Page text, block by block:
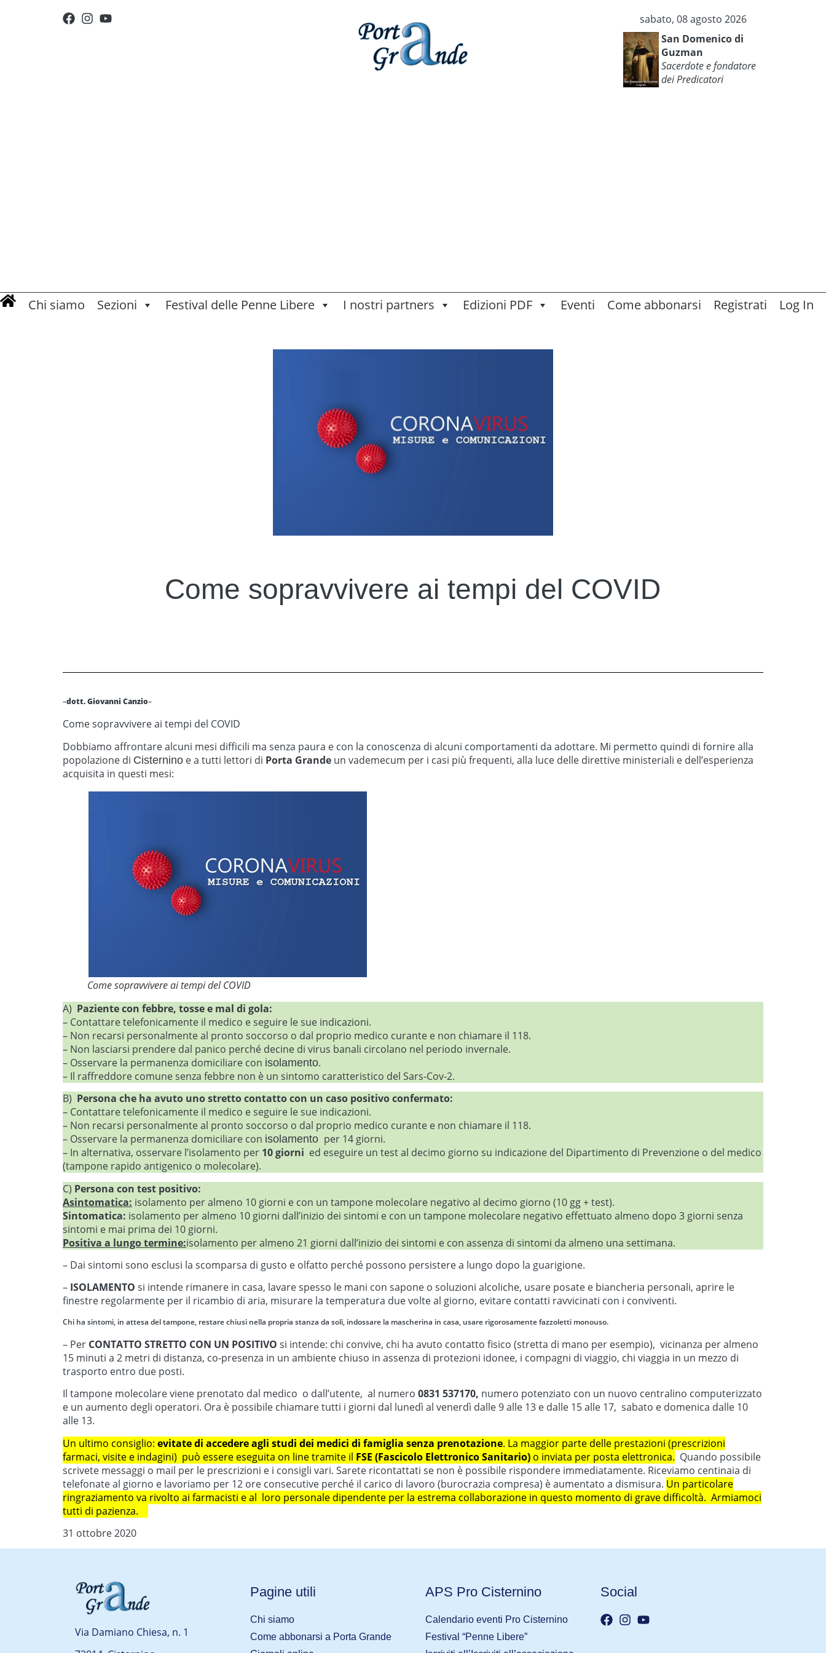
sabato, 08 agosto 2026
San Domenico di
Guzman
Sacerdote e fondatore
dei Predicatori
Chi siamo Sezioni Festival delle Penne Libere I nostri partners Edizioni PDF Eventi Come abbonarsi Registrati Log In
Come sopravvivere ai tempi del COVID
–dott. Giovanni Canzio–
Come sopravvivere ai tempi del COVID
Dobbiamo affrontare alcuni mesi difficili ma senza paura e con la conoscenza di alcuni comportamenti da adottare. Mi permetto quindi di fornire alla
popolazione di Cisterninoe a tutti lettori di Porta Grandeun vademecum per i casi più frequenti, alla luce delle direttive ministeriali e dell’esperienza
acquisita in questi mesi:
Come sopravvivere ai tempi del COVID
A) Paziente con febbre, tosse e mal di gola:
– Contattare telefonicamente il medico e seguire le sue indicazioni.
– Non recarsi personalmente al pronto soccorso o dal proprio medico curante e non chiamare il 118.
– Non lasciarsi prendere dal panico perché decine di virus banali circolano nel periodo invernale.
– Osservare la permanenza domiciliare con isolamento.
– Il raffreddore comune senza febbre non è un sintomo caratteristico del Sars-Cov-2.
B) Persona che ha avuto uno stretto contatto con un caso positivo confermato:
– Contattare telefonicamente il medico e seguire le sue indicazioni.
– Non recarsi personalmente al pronto soccorso o dal proprio medico curante e non chiamare il 118.
– Osservare la permanenza domiciliare con isolamento per 14 giorni.
– In alternativa, osservare l’isolamento per 10 giorni ed eseguire un test al decimo giorno su indicazione del Dipartimento di Prevenzione o del medico
(tampone rapido antigenico o molecolare).
C) Persona con test positivo:
Asintomatica: isolamento per almeno 10 giorni e con un tampone molecolare negativo al decimo giorno (10 gg + test).
Sintomatica: isolamento per almeno 10 giorni dall’inizio dei sintomi e con un tampone molecolare negativo effettuato almeno dopo 3 giorni senza
sintomi e mai prima dei 10 giorni.
Positiva a lungo termine:isolamento per almeno 21 giorni dall’inizio dei sintomi e con assenza di sintomi da almeno una settimana.
– Dai sintomi sono esclusi la scomparsa di gusto e olfatto perché possono persistere a lungo dopo la guarigione.
– ISOLAMENTO si intende rimanere in casa, lavare spesso le mani con sapone o soluzioni alcoliche, usare posate e biancheria personali, aprire le
finestre regolarmente per il ricambio di aria, misurare la temperatura due volte al giorno, evitare contatti ravvicinati con i conviventi.
Chi ha sintomi, in attesa del tampone, restare chiusi nella propria stanza da soli, indossare la mascherina in casa, usare rigorosamente fazzoletti monouso.
– Per CONTATTO STRETTO CON UN POSITIVO si intende: chi convive, chi ha avuto contatto fisico (stretta di mano per esempio), vicinanza per almeno
15 minuti a 2 metri di distanza, co-presenza in un ambiente chiuso in assenza di protezioni idonee, i compagni di viaggio, chi viaggia in un mezzo di
trasporto entro due posti.
Il tampone molecolare viene prenotato dal medico o dall’utente, al numero 0831 537170, numero potenziato con un nuovo centralino computerizzato
e un aumento degli operatori. Ora è possibile chiamare tutti i giorni dal lunedì al venerdì dalle 9 alle 13 e dalle 15 alle 17, sabato e domenica dalle 10
alle 13.
Un ultimo consiglio: evitate di accedere agli studi dei medici di famiglia senza prenotazione. La maggior parte delle prestazioni (prescrizioni
farmaci, visite e indagini) può essere eseguita on line tramite il FSE (Fascicolo Elettronico Sanitario) o inviata per posta elettronica. Quando possibile
scrivete messaggi o mail per le prescrizioni e i consigli vari. Sarete ricontattati se non è possibile rispondere immediatamente. Riceviamo centinaia di
telefonate al giorno e lavoriamo per 12 ore consecutive perché il carico di lavoro (burocrazia compresa) è aumentato a dismisura. Un particolare
ringraziamento va rivolto ai farmacisti e al loro personale dipendente per la estrema collaborazione in questo momento di grave difficoltà. Armiamoci
tutti di pazienza.
31 ottobre 2020
Via Damiano Chiesa, n. 1
Pagine utili
Chi siamo
Come abbonarsi a Porta Grande
APS Pro Cisternino
Calendario eventi Pro Cisternino
Festival “Penne Libere”
Social